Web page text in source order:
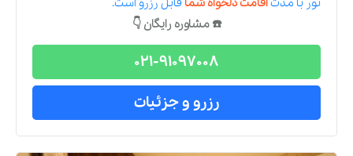
تور با مدتاقامت دلخواه شما قابل رزرو است.
☎️ مشاوره رایگان 👇
021-91097008
رزرو و جزئیات